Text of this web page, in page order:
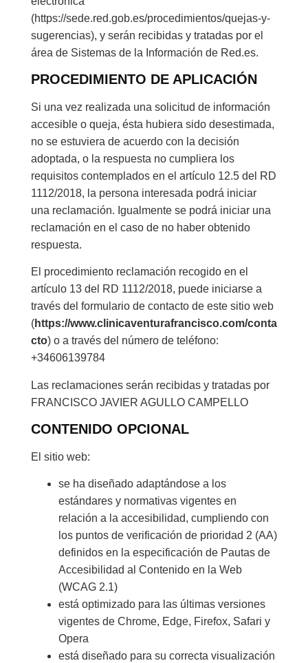
(https://sede.red.gob.es/procedimientos/quejas-y-
sugerencias), y serán recibidas y tratadas por el
área de Sistemas de la Información de Red.es.
PROCEDIMIENTO DE APLICACIÓN
Si una vez realizada una solicitud de información
accesible o queja, ésta hubiera sido desestimada,
no se estuviera de acuerdo con la decisión
adoptada, o la respuesta no cumpliera los
requisitos contemplados en el artículo 12.5 del RD
1112/2018, la persona interesada podrá iniciar
una reclamación. Igualmente se podrá iniciar una
reclamación en el caso de no haber obtenido
respuesta.
El procedimiento reclamación recogido en el
artículo 13 del RD 1112/2018, puede iniciarse a
través del formulario de contacto de este sitio web
(https://www.clinicaventurafrancisco.com/conta
cto) o a través del número de teléfono:
+34606139784
Las reclamaciones serán recibidas y tratadas por
FRANCISCO JAVIER AGULLO CAMPELLO
CONTENIDO OPCIONAL
El sitio web:
se ha diseñado adaptándose a los
estándares y normativas vigentes en
relación a la accesibilidad, cumpliendo con
los puntos de verificación de prioridad 2 (AA)
definidos en la especificación de Pautas de
Accesibilidad al Contenido en la Web
(WCAG 2.1)
está optimizado para las últimas versiones
vigentes de Chrome, Edge, Firefox, Safari y
Opera
está diseñado para su correcta visualización